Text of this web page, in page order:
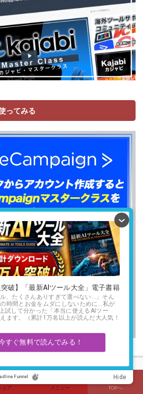
ってみる
ェア メニュー TOPへ